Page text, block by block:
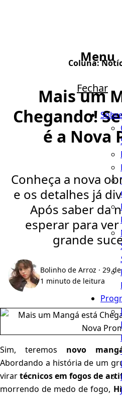
Menu
Fechar
J
Coluna:
Mais um
Chegando!
é a Nova
Conheça a nova
e os detalhes já
Após saber da
esperar para
grande
Bolinho de Arroz · 29
1 minuto de leitura
Sim, teremos novo
Abordando a história de um
virartécnicos em fogos de
morrendo de medo de fogo,